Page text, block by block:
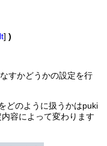
])
すかどうかの設定を行
どのように扱うかはpuki
容によって変わります